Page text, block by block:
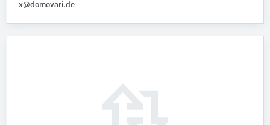
x@domovari.de